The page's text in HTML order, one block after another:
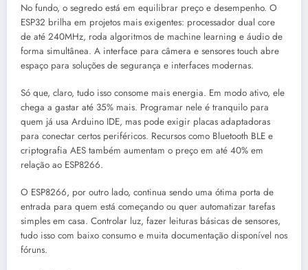
No fundo, o segredo está em equilibrar preço e desempenho. O
ESP32 brilha em projetos mais exigentes: processador dual core
de até 240MHz, roda algoritmos de machine learning e áudio de
forma simultânea. A interface para câmera e sensores touch abre
espaço para soluções de segurança e interfaces modernas.
Só que, claro, tudo isso consome mais energia. Em modo ativo, ele
chega a gastar até 35% mais. Programar nele é tranquilo para
quem já usa Arduino IDE, mas pode exigir placas adaptadoras
para conectar certos periféricos. Recursos como Bluetooth BLE e
criptografia AES também aumentam o preço em até 40% em
relação ao ESP8266.
O ESP8266, por outro lado, continua sendo uma ótima porta de
entrada para quem está começando ou quer automatizar tarefas
simples em casa. Controlar luz, fazer leituras básicas de sensores,
tudo isso com baixo consumo e muita documentação disponível nos
fóruns.